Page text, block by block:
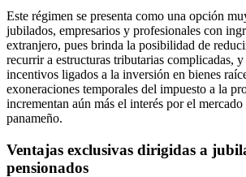
Este régimen se presenta como una opción
jubilados, empresarios y profesionales con
extranjero, pues brinda la posibilidad de
recurrir a estructuras tributarias complicadas, y
incentivos ligados a la inversión en bienes
exoneraciones temporales del impuesto a la
incrementan aún más el interés por el mercado
panameño.
Ventajas exclusivas dirigidas a
pensionados